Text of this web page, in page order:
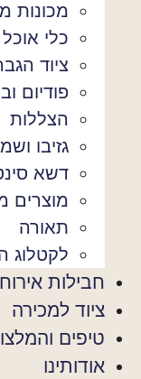
מכונות
כלי אוכל
ציוד
פודיום
הצללות
גזיבו
דשא
מוצרים
תאורה
לקטלוג
חבילות אירוח
ציוד למכירה
טיפים
אודותינו